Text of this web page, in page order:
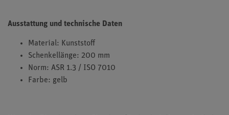
Ausstattung und technische Daten
Material: Kunststoff
Schenkellänge: 200 mm
Norm: ASR 1.3 / ISO 7010
Farbe: gelb